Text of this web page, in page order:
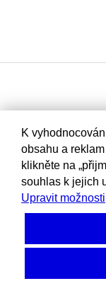
K
obsahu a
klikněte na
souhlas k jejich
Upravit možnosti